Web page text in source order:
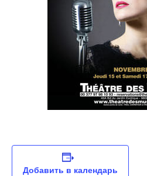
Добавить в календарь